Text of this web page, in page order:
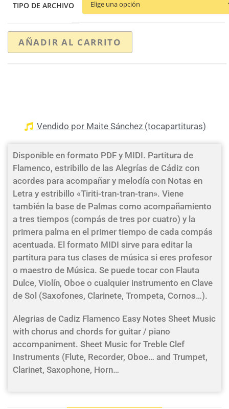
TIPO DE ARCHIVO
AÑADIR AL CARRITO
Vendido por Maite Sánchez (tocapartituras)
Disponible en formato PDF y MIDI. Partitura de
Flamenco, estribillo de las Alegrías de Cádiz con
acordes para acompañar y melodía con Notas en
Letra y estribillo «Tiriti-tran-tran-tran». Viene
también la base de Palmas como acompañamiento
a tres tiempos (compás de tres por cuatro) y la
primera palma en el primer tiempo de cada compás
acentuada. El formato MIDI sirve para editar la
partitura para tus clases de música si eres profesor
o maestro de Música. Se puede tocar con Flauta
Dulce, Violín, Oboe o cualquier instrumento en Clave
de Sol (Saxofones, Clarinete, Trompeta, Cornos…).
Alegrias de Cadiz Flamenco Easy Notes Sheet Music
with chorus and chords for guitar / piano
accompaniment. Sheet Music for Treble Clef
Instruments (Flute, Recorder, Oboe… and Trumpet,
Clarinet, Saxophone, Horn…